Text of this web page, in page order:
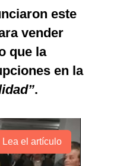
este
vender
que la
en la
.
Lea el artículo